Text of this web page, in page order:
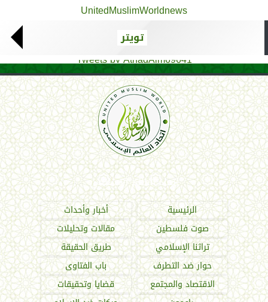
UnitedMuslimWorldnews
تويتر
Tweets by AthadAlm69641
اتحاد العالم الإسلامي
الرئيسية
أخبار وأحداث
صوت فلسطين
مقالات وتحليلات
تراثنا الإسلامي
طريق الحقيقة
حوار ضد التطرف
باب الفتاوى
الاقتصاد والمجتمع
قضايا وتحقيقات